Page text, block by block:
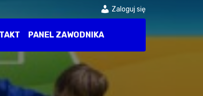
Zaloguj się
PANEL ZAWODNIKA